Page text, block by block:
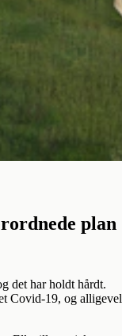
plan
det har holdt hårdt.
Covid-19, og alligevel